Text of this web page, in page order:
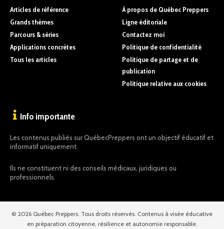
Articles de référence
Grands thèmes
Parcours & séries
Applications concrètes
Tous les articles
À propos de Québec Preppers
Ligne éditoriale
Contactez moi
Politique de confidentialité
Politique de partage et de
publication
Politique relative aux cookies
Info importante
Les contenus publiés sur QuébecPreppers ont un objectif éducatif et
informatif uniquement.
Ils ne constituent ni des conseils médicaux, juridiques ou
professionnels.
© 2026 Québec Preppers. Tous droits réservés. Contenus à visée éducative
en préparation citoyenne, résilience et autonomie responsable.